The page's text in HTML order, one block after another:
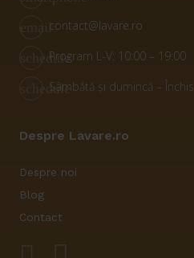
emailcontact@lavare.ro
scheduleProgram L-V: 10:00 – 19:00
scheduleSâmbătă și dumincă – Închis
Despre Lavare.ro
Despre noi
Blog
Contact